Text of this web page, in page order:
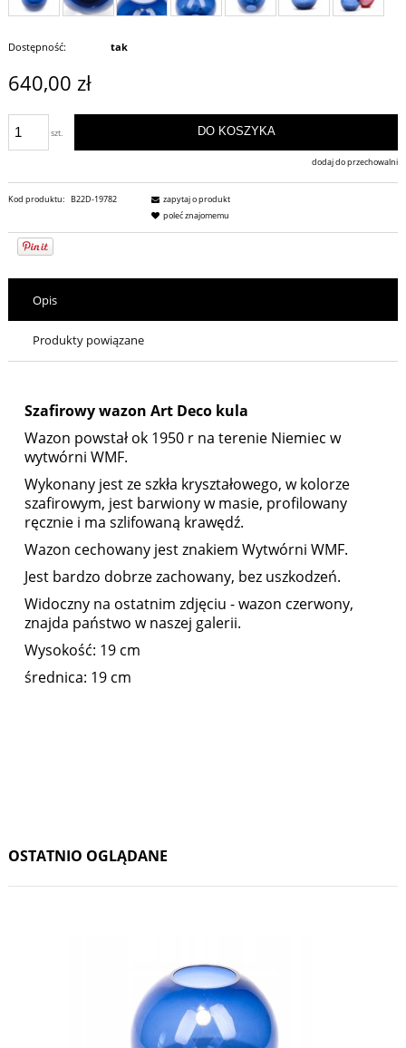
Dostępność: tak
640,00 zł
szt. DO KOSZYKA
dodaj do przechowalni
Kod produktu: B22D-19782
zapytaj o produkt
poleć znajomemu
Opis
Produkty powiązane
Szafirowy wazon Art Deco kula
Wazon powstał ok 1950 r na terenie Niemiec w
wytwórni WMF.
Wykonany jest ze szkła kryształowego, w kolorze
szafirowym, jest barwiony w masie, profilowany
ręcznie i ma szlifowaną krawędź.
Wazon cechowany jest znakiem Wytwórni WMF.
Jest bardzo dobrze zachowany, bez uszkodzeń.
Widoczny na ostatnim zdjęciu - wazon czerwony,
znajda państwo w naszej galerii.
Wysokość: 19 cm
średnica: 19 cm
OSTATNIO OGLĄDANE